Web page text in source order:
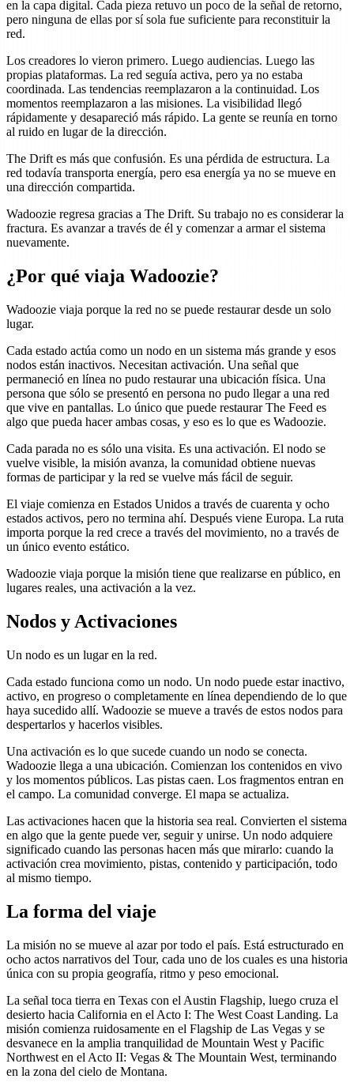
en la capa digital. Cada pieza retuvo un poco de la señal de retorno,
pero ninguna de ellas por sí sola fue suficiente para reconstituir la
red.
Los creadores lo vieron primero. Luego audiencias. Luego las
propias plataformas. La red seguía activa, pero ya no estaba
coordinada. Las tendencias reemplazaron a la continuidad. Los
momentos reemplazaron a las misiones. La visibilidad llegó
rápidamente y desapareció más rápido. La gente se reunía en torno
al ruido en lugar de la dirección.
The Drift es más que confusión. Es una pérdida de estructura. La
red todavía transporta energía, pero esa energía ya no se mueve en
una dirección compartida.
Wadoozie regresa gracias a The Drift. Su trabajo no es considerar la
fractura. Es avanzar a través de él y comenzar a armar el sistema
nuevamente.
¿Por qué viaja Wadoozie?
Wadoozie viaja porque la red no se puede restaurar desde un solo
lugar.
Cada estado actúa como un nodo en un sistema más grande y esos
nodos están inactivos. Necesitan activación. Una señal que
permaneció en línea no pudo restaurar una ubicación física. Una
persona que sólo se presentó en persona no pudo llegar a una red
que vive en pantallas. Lo único que puede restaurar The Feed es
algo que pueda hacer ambas cosas, y eso es lo que es Wadoozie.
Cada parada no es sólo una visita. Es una activación. El nodo se
vuelve visible, la misión avanza, la comunidad obtiene nuevas
formas de participar y la red se vuelve más fácil de seguir.
El viaje comienza en Estados Unidos a través de cuarenta y ocho
estados activos, pero no termina ahí. Después viene Europa. La ruta
importa porque la red crece a través del movimiento, no a través de
un único evento estático.
Wadoozie viaja porque la misión tiene que realizarse en público, en
lugares reales, una activación a la vez.
Nodos y Activaciones
Un nodo es un lugar en la red.
Cada estado funciona como un nodo. Un nodo puede estar inactivo,
activo, en progreso o completamente en línea dependiendo de lo que
haya sucedido allí. Wadoozie se mueve a través de estos nodos para
despertarlos y hacerlos visibles.
Una activación es lo que sucede cuando un nodo se conecta.
Wadoozie llega a una ubicación. Comienzan los contenidos en vivo
y los momentos públicos. Las pistas caen. Los fragmentos entran en
el campo. La comunidad converge. El mapa se actualiza.
Las activaciones hacen que la historia sea real. Convierten el sistema
en algo que la gente puede ver, seguir y unirse. Un nodo adquiere
significado cuando las personas hacen más que mirarlo: cuando la
activación crea movimiento, pistas, contenido y participación, todo
al mismo tiempo.
La forma del viaje
La misión no se mueve al azar por todo el país. Está estructurado en
ocho actos narrativos del Tour, cada uno de los cuales es una historia
única con su propia geografía, ritmo y peso emocional.
La señal toca tierra en Texas con el Austin Flagship, luego cruza el
desierto hacia California en el Acto I: The West Coast Landing. La
misión comienza ruidosamente en el Flagship de Las Vegas y se
desvanece en la amplia tranquilidad de Mountain West y Pacific
Northwest en el Acto II: Vegas & The Mountain West, terminando
en la zona del cielo de Montana.